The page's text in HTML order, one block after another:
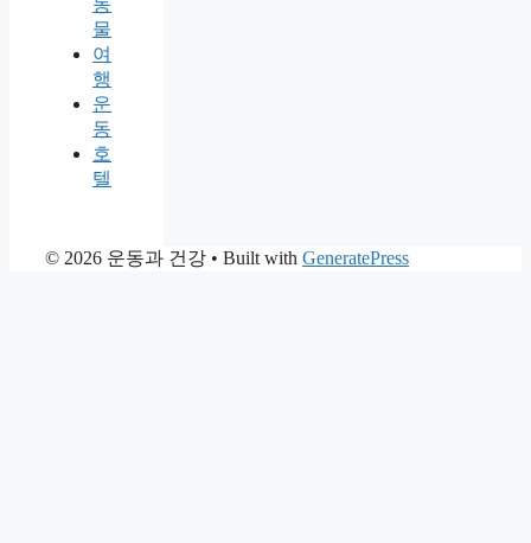
동
물
여
행
운
동
호
텔
© 2026 운동과 건강 • Built with GeneratePress